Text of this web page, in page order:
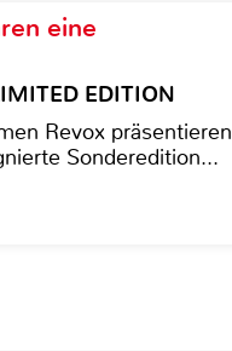
eine
EDITION
Revox präsentieren
Sonderedition...